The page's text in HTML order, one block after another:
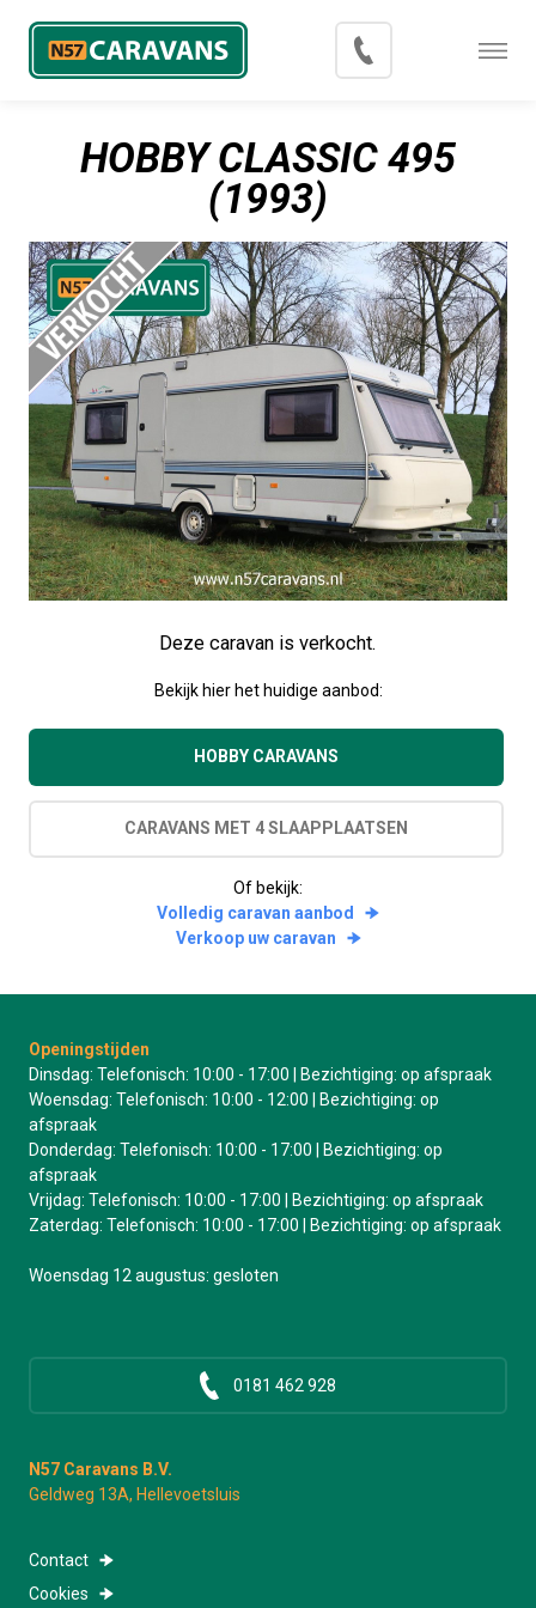
HOBBY CLASSIC 495
(1993)
Deze caravan is verkocht.
Bekijk hier het huidige aanbod:
HOBBY CARAVANS
CARAVANS MET 4 SLAAPPLAATSEN
Of bekijk:
Volledig caravan aanbod
Verkoop uw caravan
Openingstijden
Dinsdag: Telefonisch: 10:00 - 17:00 | Bezichtiging: op afspraak
Woensdag: Telefonisch: 10:00 - 12:00 | Bezichtiging: op
afspraak
Donderdag: Telefonisch: 10:00 - 17:00 | Bezichtiging: op
afspraak
Vrijdag: Telefonisch: 10:00 - 17:00 | Bezichtiging: op afspraak
Zaterdag: Telefonisch: 10:00 - 17:00 | Bezichtiging: op afspraak
Woensdag 12 augustus: gesloten
0181 462 928
N57 Caravans B.V.
Geldweg 13A, Hellevoetsluis
Contact
Cookies
Menu
Export
Contact
Over N57 Caravans